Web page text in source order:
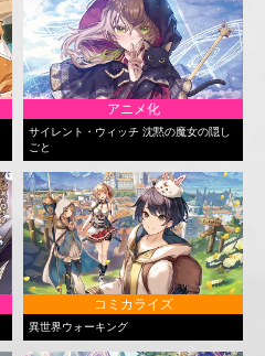
アニメ化
サイレント・ウィッチ 沈黙の魔女の隠し
ごと
コミカライズ
異世界ウォーキング